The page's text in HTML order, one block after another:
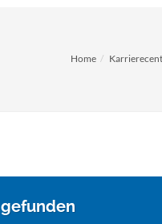
Home
gefunden